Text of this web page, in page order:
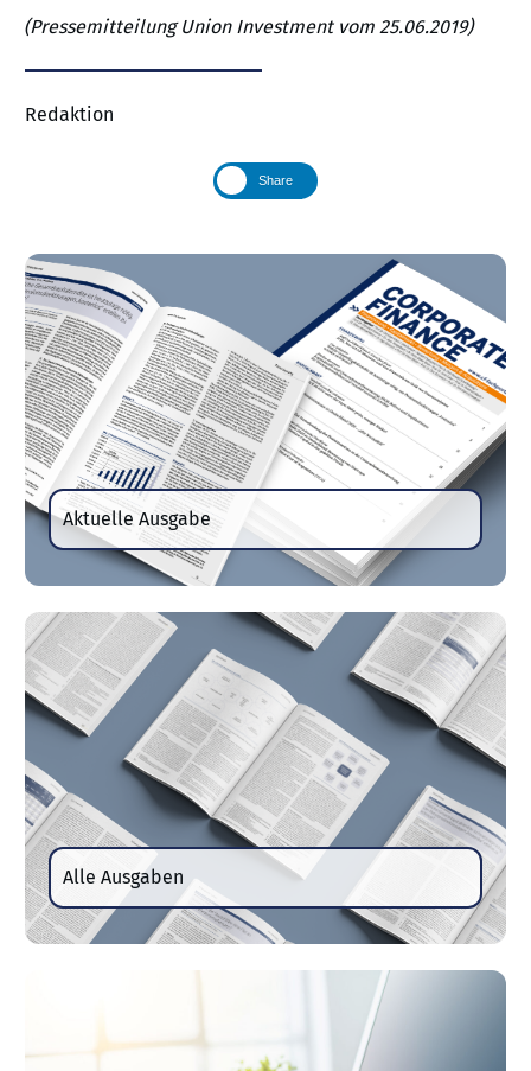
(Pressemitteilung Union Investment vom 25.06.2019)
Redaktion
Share
Aktuelle Ausgabe
Alle Ausgaben